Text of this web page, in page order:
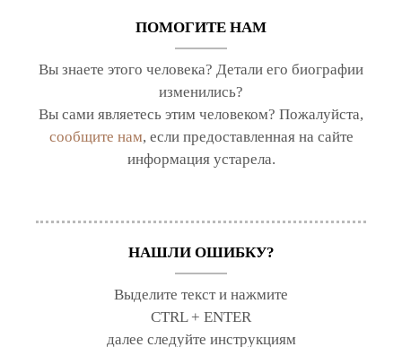
ПОМОГИТЕ НАМ
Вы знаете этого человека? Детали его биографии
изменились?
Вы сами являетесь этим человеком? Пожалуйста,
сообщите нам, если предоставленная на сайте
информация устарела.
НАШЛИ ОШИБКУ?
Выделите текст и нажмите
CTRL + ENTER
далее следуйте инструкциям